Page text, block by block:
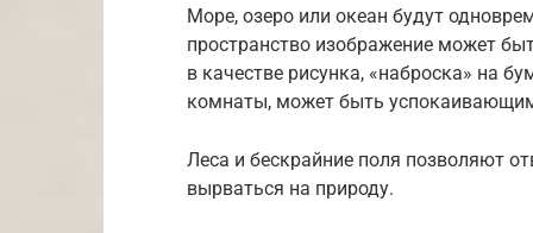
Море, озеро или океан будут
пространство изображение может
в качестве рисунка, «наброска» на
комнаты, может быть
Леса и бескрайние поля позволяют
вырваться на природу.